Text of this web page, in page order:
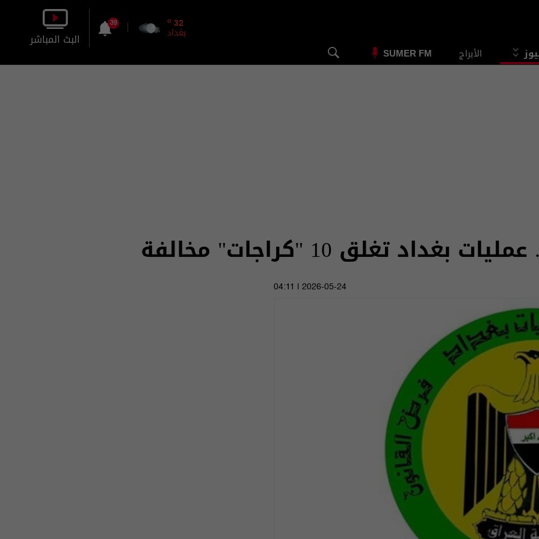
الأبراج SUMER FM
32
o
بغداد
39
البث المباشر
تغلق 10 "كراجات" مخالفة
2026-05-24 | 04:11